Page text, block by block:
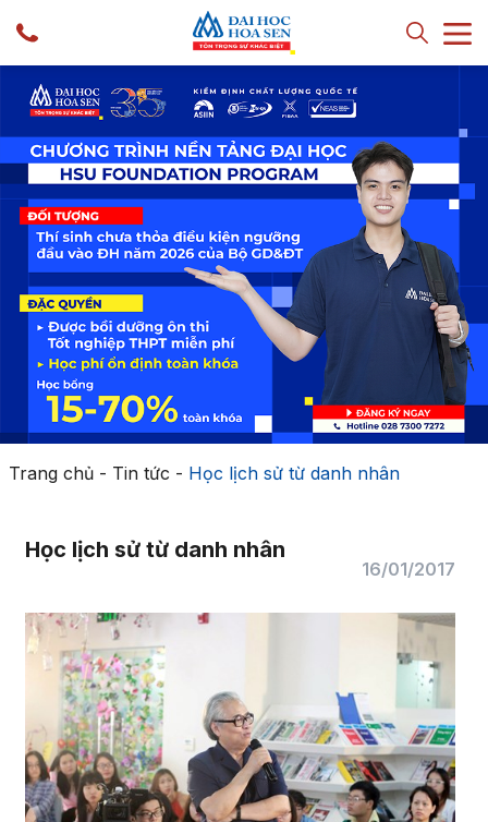
Trang chủ- Tin tức - Học lịch sử từ danh nhân
Học lịch sử từ danh nhân
16/01/2017